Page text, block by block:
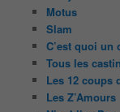
Motus
Slam
C’est quoi un
Tous les
Les 12 coups
Les Z’Amours